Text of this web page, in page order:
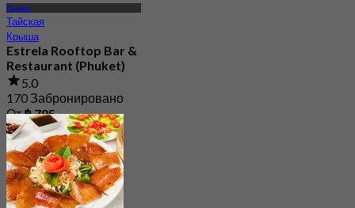
Пхукет
Тайская
Крыша
Estrela Rooftop Bar &
Restaurant (Phuket)
5.0
170 Забронировано
От฿ 795